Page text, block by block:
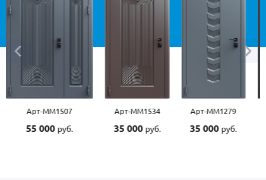
Арт-ММ1507
55 000 руб.
Арт-ММ1534
35 000 руб.
Арт-ММ1279
35 000 руб.